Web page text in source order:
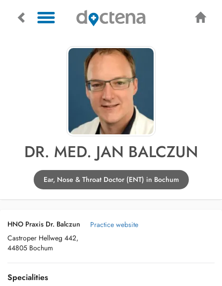
DR. MED. JAN BALCZUN
Ear, Nose & Throat Doctor (ENT) in Bochum
HNO Praxis Dr. Balczun
Castroper Hellweg 442,
44805 Bochum
Practice website
Specialities